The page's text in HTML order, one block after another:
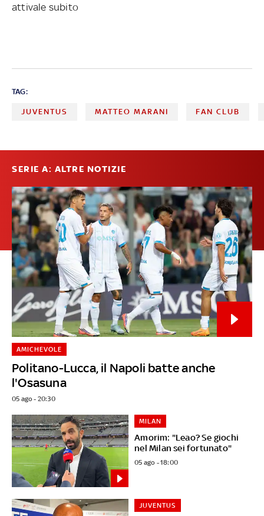
attivale subito
TAG:
JUVENTUS MATTEO MARANI FAN CLUB
SERIE A: ALTRE NOTIZIE
Politano-Lucca, il Napoli batte anche
l'Osasuna
AMICHEVOLE
05 ago - 20:30
Amorim: "Leao? Se giochi
nel Milan sei fortunato"
MILAN
05 ago - 18:00
JUVENTUS